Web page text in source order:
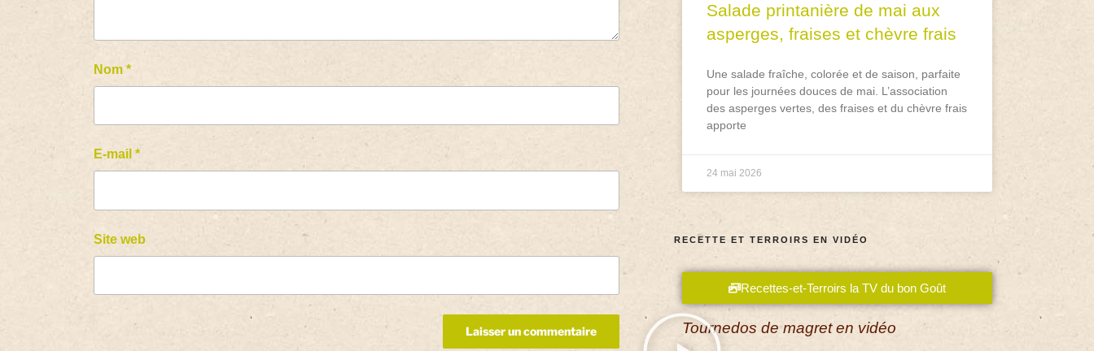
Nom*
E-mail*
Site web
Salade printanière de mai aux
asperges, fraises et chèvre frais
Une salade fraîche, colorée et de saison, parfaite
pour les journées douces de mai. L’association
des asperges vertes, des fraises et du chèvre frais
apporte
24 mai 2026
RECETTE ET TERROIRS EN VIDÉO
Recettes-et-Terroirs la TV du bon Goût
Tournedos de magret en vidéo